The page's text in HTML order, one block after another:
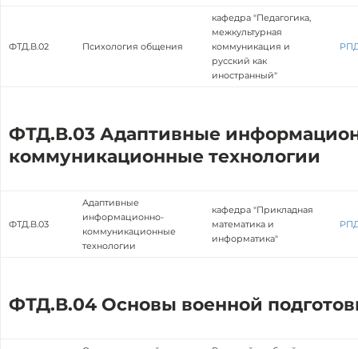
ФТД.В.02 Психология общения
кафедра "Педагогика,
межкультурная
коммуникация и
русский как
иностранный"
ФТД.В.03 Адаптивные
коммуникационные технологии
ФТД.В.03
Адаптивные
информационно-
коммуникационные
технологии
кафедра "Прикладная
математика и
информатика"
ФТД.В.04 Основы военной